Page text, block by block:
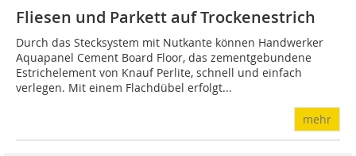
Fliesen und Parkett auf Trockenestrich
Durch das Stecksystem mit Nutkante können Handwerker
Aquapanel Cement Board Floor, das zementgebundene
Estrichelement von Knauf Perlite, schnell und einfach
verlegen. Mit einem Flachdübel erfolgt...
mehr